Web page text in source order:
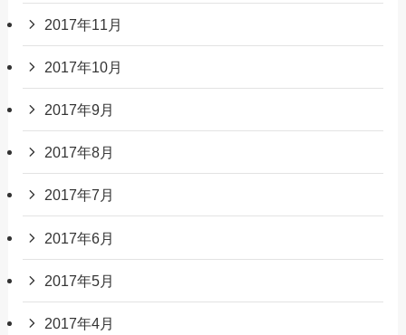
2017年11月
2017年10月
2017年9月
2017年8月
2017年7月
2017年6月
2017年5月
2017年4月